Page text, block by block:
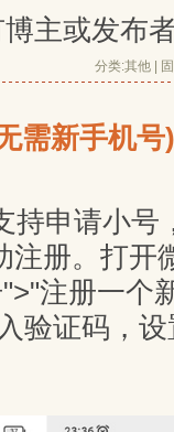
主或发布
分类:其他
需新手机号)
持申请小号
注册。打开
注册一个
验证码，